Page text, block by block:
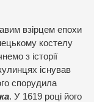
взірцем епохи
костелу
з історії
існував
спорудила
. У 1619 році його